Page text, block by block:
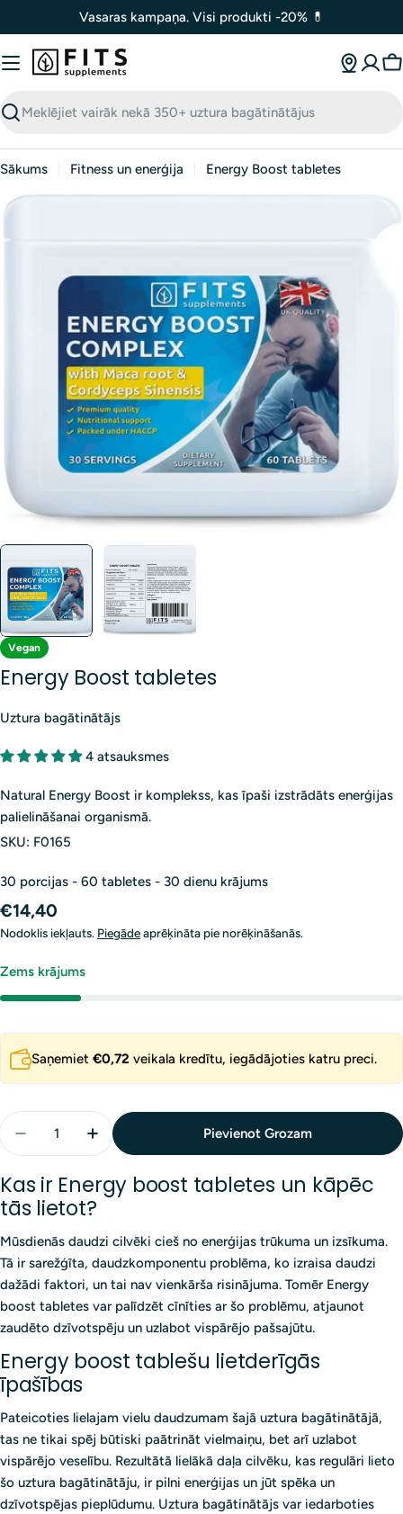
uz
saturu
Vasaras kampaņa. Visi produkti -20% 💊
Meklēt
Sākums Fitness un enerģija Energy Boost tabletes
mediju 0 modālā logā
Vegan
Energy Boost tabletes
Uztura bagātinātājs
4 atsauksmes
Natural Energy Boost ir komplekss, kas īpaši izstrādāts enerģijas
palielināšanai organismā.
SKU: F0165
30 porcijas - 60 tabletes - 30 dienu krājums
Parastā
cena
€14,40
Nodoklis iekļauts. Piegādeaprēķināta pie norēķināšanās.
Zems krājums
Saņemiet €0,72 veikala kredītu, iegādājoties katru preci.
Samazināt Daudzumu Priekš Energy Boost Tabletes
Palielināt Daudzumu Priekš Energy Boost
Pievienot Grozam
Kas ir Energy boost tabletes un kāpēc
tās lietot?
Mūsdienās daudzi cilvēki cieš no enerģijas trūkuma un izsīkuma.
Tā ir sarežģīta, daudzkomponentu problēma, ko izraisa daudzi
dažādi faktori, un tai nav vienkārša risinājuma. Tomēr Energy
boost tabletes var palīdzēt cīnīties ar šo problēmu, atjaunot
zaudēto dzīvotspēju un uzlabot vispārējo pašsajūtu.
Energy boost tablešu lietderīgās
īpašības
Pateicoties lielajam vielu daudzumam šajā uztura bagātinātājā,
tas ne tikai spēj būtiski paātrināt vielmaiņu, bet arī uzlabot
vispārējo veselību. Rezultātā lielākā daļa cilvēku, kas regulāri lieto
šo uztura bagātinātāju, ir pilni enerģijas un jūt spēka un
dzīvotspējas pieplūdumu. Uztura bagātinātājs var iedarboties